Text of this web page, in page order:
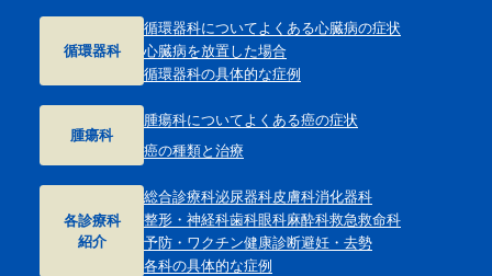
循環器科
循環器科についてよくある心臓病の症状
心臓病を放置した場合
循環器科の具体的な症例
腫瘍科
腫瘍科についてよくある癌の症状
癌の種類と治療
各診療科
紹介
総合診療科泌尿器科皮膚科消化器科
整形・神経科歯科眼科麻酔科救急救命科
予防・ワクチン健康診断避妊・去勢
各科の具体的な症例